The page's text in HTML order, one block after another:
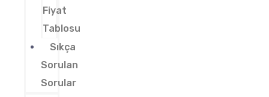
Fiyat
Tablosu
Sıkça
Sorulan
Sorular